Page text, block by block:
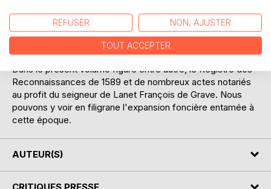
fonds en présentant les documents 1 à 24, couvrant la
période 1215-1564.
Ce troisième volume poursuit la publication en présentant
les documents 25 à 68, couvrant la période 1566-1618.
Dans le présent volume figure entre autre, le Registre des
Reconnaissances de 1589 et de nombreux actes notariés
au profit du seigneur de Lanet François de Grave. Nous
pouvons y voir en filigrane l'expansion foncière entamée à
cette époque.
AUTEUR(S)
REFUSER NON, AJUSTER
TOUT ACCEPTER